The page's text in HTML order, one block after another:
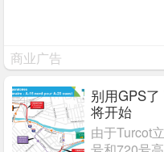
商业广告
别用GPS
将开始
由于Turcot